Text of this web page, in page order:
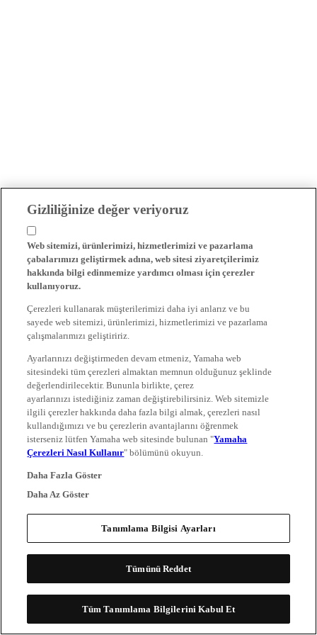
Gizliliğinize değer veriyoruz
Web sitemizi, ürünlerimizi, hizmetlerimizi ve pazarlama
çabalarımızı geliştirmek adına, web sitesi ziyaretçilerimiz
hakkında bilgi edinmemize yardımcı olması için çerezler
kullanıyoruz.
Çerezleri kullanarak müşterilerimizi daha iyi anlarız ve bu
sayede web sitemizi, ürünlerimizi, hizmetlerimizi ve pazarlama
çalışmalarımızı geliştiririz.
Ayarlarınızı değiştirmeden devam etmeniz, Yamaha web
sitesindeki tüm çerezleri almaktan memnun olduğunuz şeklinde
değerlendirilecektir. Bununla birlikte, çerez
ayarlarınızı istediğiniz zaman değiştirebilirsiniz. Web sitemizle
ilgili çerezler hakkında daha fazla bilgi almak, çerezleri nasıl
kullandığımızı ve bu çerezlerin avantajlarını öğrenmek
isterseniz lütfen Yamaha web sitesinde bulunan "Yamaha
Çerezleri Nasıl Kullanır" bölümünü okuyun.
Daha Fazla Göster
Daha Az Göster
Tanımlama Bilgisi Ayarları
Tümünü Reddet
Tüm Tanımlama Bilgilerini Kabul Et